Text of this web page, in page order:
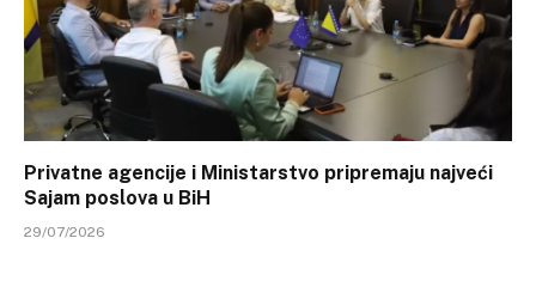
Privatne agencije i Ministarstvo pripremaju najveći
Sajam poslova u BiH
29/07/2026